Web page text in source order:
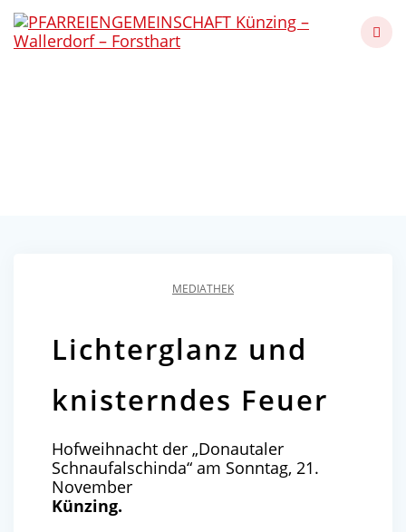
to
MEDIATHEK
Lichterglanz und
knisterndes Feuer
Hofweihnacht der „Donautaler
Schnaufalschinda“ am Sonntag, 21.
November
Künzing.